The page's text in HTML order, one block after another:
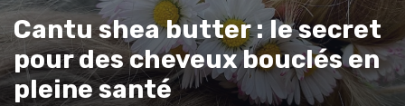
Cantu shea butter : le secret
pour des cheveux bouclés en
pleine santé